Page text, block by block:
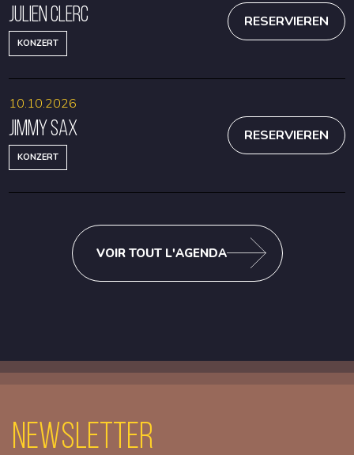
Julien Clerc
KONZERT
RESERVIEREN
Jimmy Sax
KONZERT
10.10.2026
RESERVIEREN
VOIR TOUT L'AGENDA
Newsletter